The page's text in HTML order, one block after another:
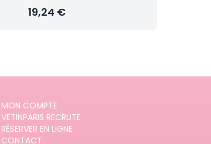
19,24 €
MON COMPTE
VETINPARIS RECRUTE
RÉSERVER EN LIGNE
CONTACT